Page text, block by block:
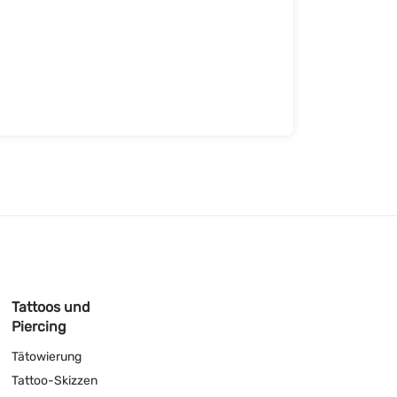
Tattoos und
Piercing
Tätowierung
Tattoo-Skizzen